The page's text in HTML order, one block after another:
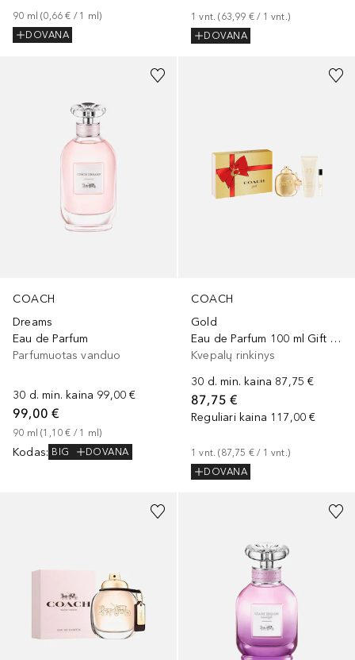
90 ml (0,66 € / 1 ml)
DOVANA
1 vnt. (63,99 € / 1 vnt.)
DOVANA
COACH
Dreams
Eau de Parfum
Parfumuotas vanduo
30 d. min. kaina 99,00 €
99,00 €
90 ml (1,10 € / 1 ml)
Kodas: BIG DOVANA
COACH
Gold
Eau de Parfum 100 ml Gift Set
Kvepalų rinkinys
30 d. min. kaina 87,75 €
87,75 €
Reguliari kaina 117,00 €
1 vnt. (87,75 € / 1 vnt. )
DOVANA